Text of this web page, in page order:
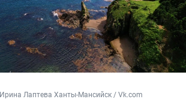
Лаптева Ханты-Мансийск / Vk.com